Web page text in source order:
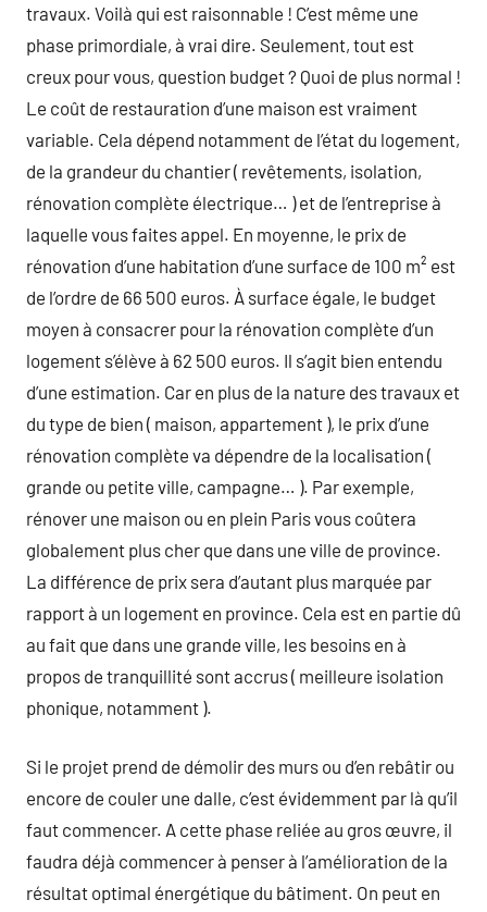
travaux. Voilà qui est raisonnable ! C’est même une
phase primordiale, à vrai dire. Seulement, tout est
creux pour vous, question budget ? Quoi de plus normal !
Le coût de restauration d’une maison est vraiment
variable. Cela dépend notamment de l’état du logement,
de la grandeur du chantier ( revêtements, isolation,
rénovation complète électrique… ) et de l’entreprise à
laquelle vous faites appel. En moyenne, le prix de
rénovation d’une habitation d’une surface de 100 m² est
de l’ordre de 66 500 euros. À surface égale, le budget
moyen à consacrer pour la rénovation complète d’un
logement s’élève à 62 500 euros. Il s’agit bien entendu
d’une estimation. Car en plus de la nature des travaux et
du type de bien ( maison, appartement ), le prix d’une
rénovation complète va dépendre de la localisation (
grande ou petite ville, campagne… ). Par exemple,
rénover une maison ou en plein Paris vous coûtera
globalement plus cher que dans une ville de province.
La différence de prix sera d’autant plus marquée par
rapport à un logement en province. Cela est en partie dû
au fait que dans une grande ville, les besoins en à
propos de tranquillité sont accrus ( meilleure isolation
phonique, notamment ).
Si le projet prend de démolir des murs ou d’en rebâtir ou
encore de couler une dalle, c’est évidemment par là qu’il
faut commencer. A cette phase reliée au gros œuvre, il
faudra déjà commencer à penser à l’amélioration de la
résultat optimal énergétique du bâtiment. On peut en